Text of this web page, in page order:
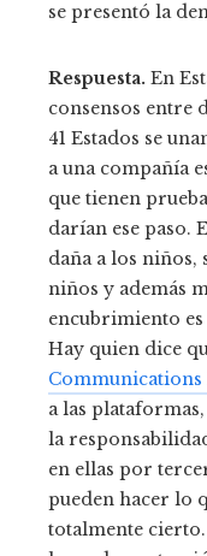
se presentó la
Respuesta. En
consensos entre
41 Estados se
a una compañía
que tienen
darían ese paso.
daña a los niños,
niños y además
encubrimiento
Hay quien dice
Communications
a las
la
en ellas por
pueden hacer lo
totalmente cierto.